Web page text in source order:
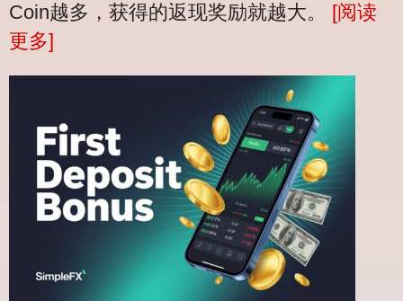
Coin越多，获得的返现奖励就越大。 [阅读
更多]